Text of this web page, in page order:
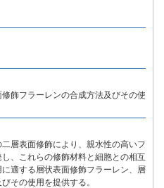
飾フラーレンの合成方法及びその使
層表面修飾により、親水性の高いフ
、これらの修飾材料と細胞との相互
適する層状表面修飾フラーレン、層
その使用を提供する。